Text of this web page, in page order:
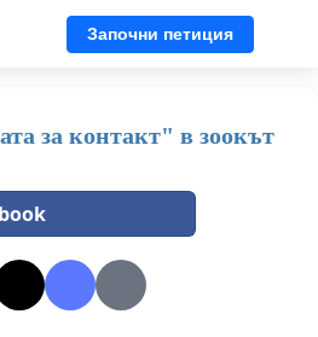
Започни петиция
за контакт" в зоокът